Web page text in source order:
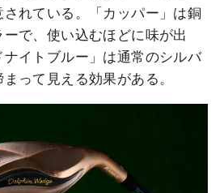
れている。「カッパー」は銅
で、使い込むほどに味が出
イトブルー」は通常のシルバ
って見える効果がある。